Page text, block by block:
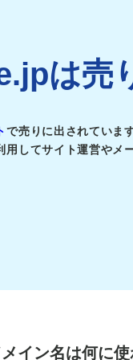
は売
で売りに出されています
してサイト運営やメ
イン名は何に